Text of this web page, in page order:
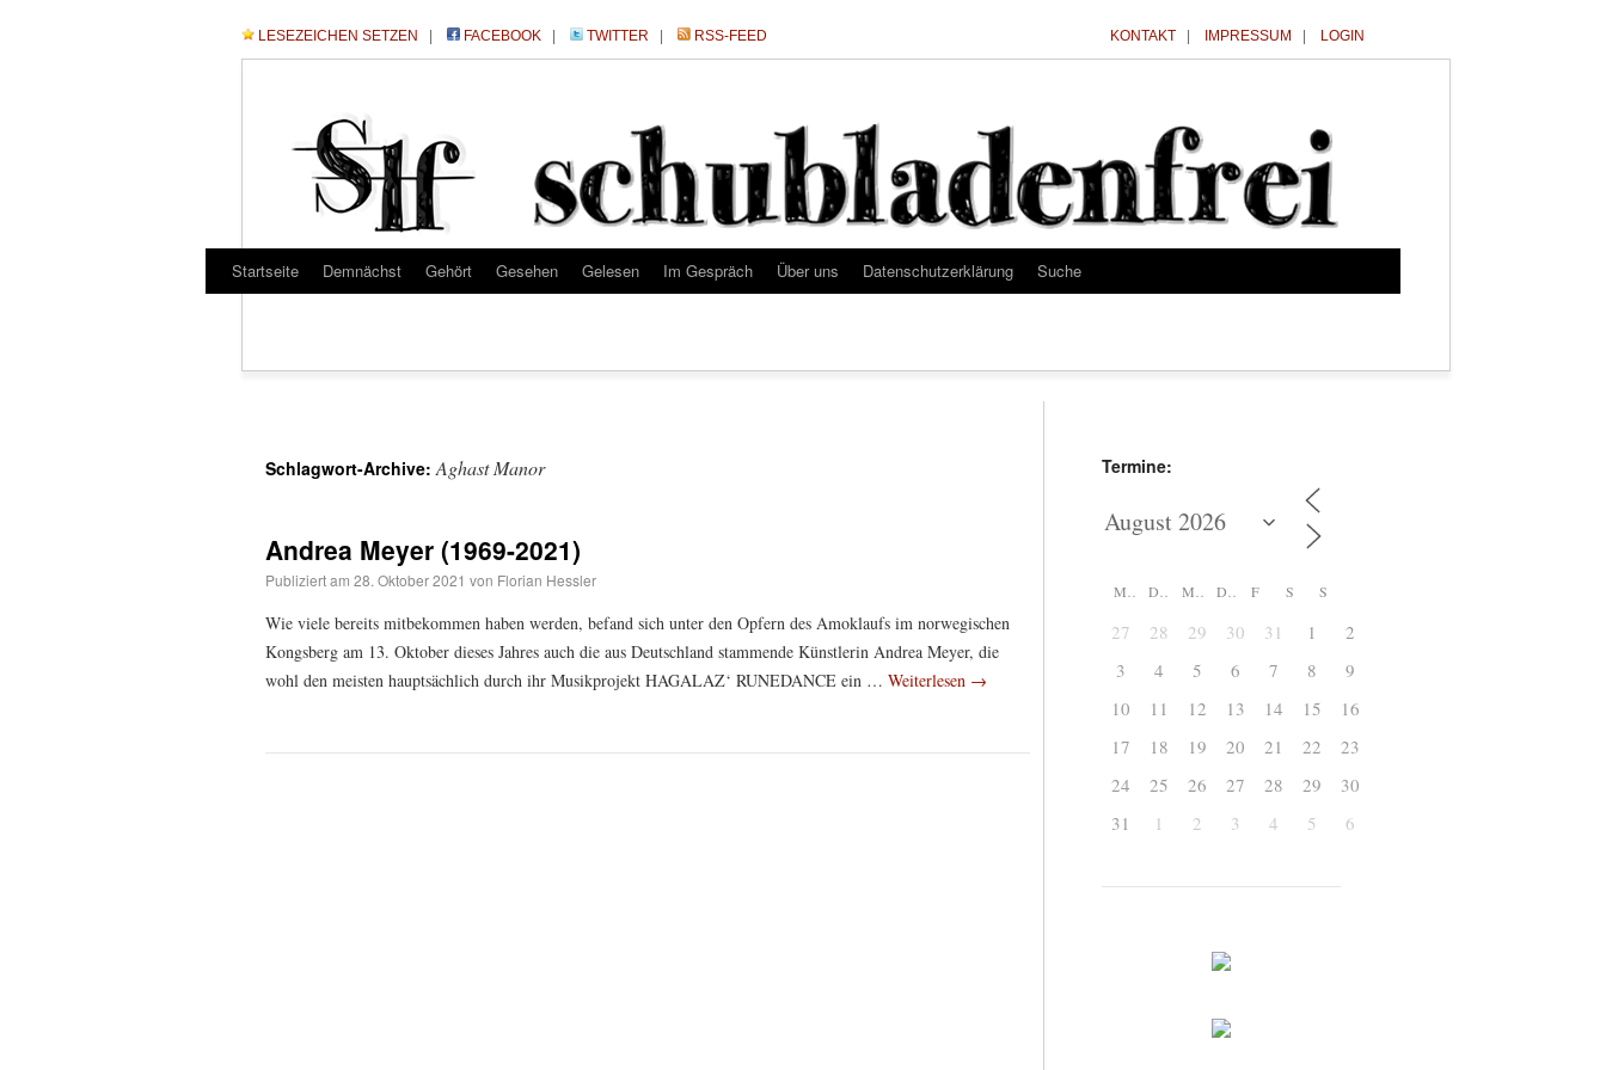
LESEZEICHEN SETZEN FACEBOOK TWITTER RSS-FEED KONTAKT IMPRESSUM LOGIN
Startseite Demnächst Gehört Gesehen Gelesen Im Gespräch Über uns Datenschutzerklärung Suche
Schlagwort-Archive:Aghast Manor
Andrea Meyer (1969-2021)
Publiziert am 28. Oktober 2021 von Florian Hessler
Wie viele bereits mitbekommen haben werden, befand sich unter den Opfern des Amoklaufs im norwegischen
Kongsberg am 13. Oktober dieses Jahres auch die aus Deutschland stammende Künstlerin Andrea Meyer, die
wohl den meisten hauptsächlich durch ihr Musikprojekt HAGALAZ‘ RUNEDANCE ein … Weiterlesen →
Termine:
F S S
27 28 29 30 31 1
2
3
4 5 6 7 8
9
10
11 12 13 14 15
16
17
18 19 20 21 22
23
24
25 26 27 28 29
30
31
1 2 3 4 5 6